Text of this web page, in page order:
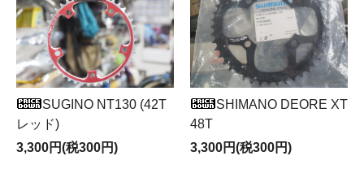
SUGINO NT130 (42T
レッド)
3,300円(税300円)
SHIMANO DEORE XT
48T
3,300円(税300円)